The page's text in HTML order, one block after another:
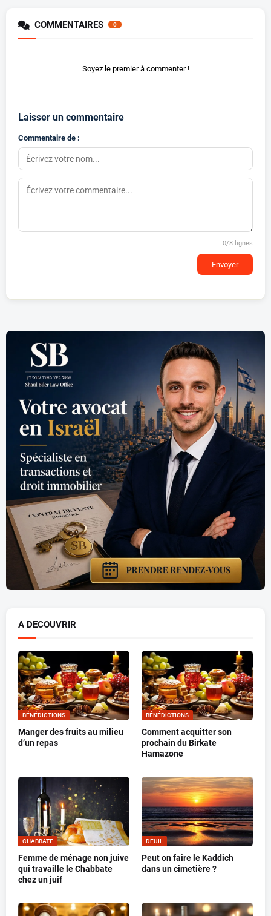
COMMENTAIRES 0
Soyez le premier à commenter !
Laisser un commentaire
Commentaire de :
0/8 lignes
Envoyer
A DECOUVRIR
BÉNÉDICTIONS
Manger des fruits au milieu
d’un repas
BÉNÉDICTIONS
Comment acquitter son
prochain du Birkate
Hamazone
CHABBATE
Femme de ménage non juive
qui travaille le Chabbate
chez un juif
DEUIL
Peut on faire le Kaddich
dans un cimetière ?